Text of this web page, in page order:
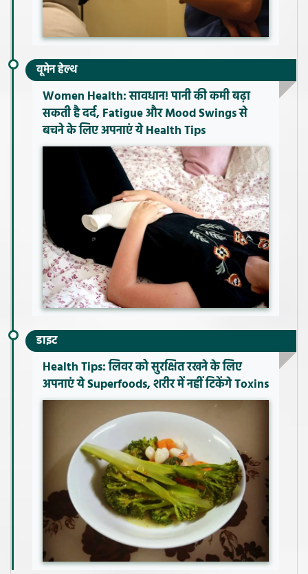
वूमेन हेल्थ
Women Health: सावधान! पानी की कमी बढ़ा
सकती है दर्द, Fatigue और Mood Swings से
बचने के लिए अपनाएं ये Health Tips
डाइट
Health Tips: लिवर को सुरक्षित रखने के लिए
अपनाएं ये Superfoods, शरीर में नहीं टिकेंगे Toxins